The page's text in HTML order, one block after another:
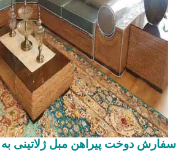
سفارش دوخت پیراهن مبل ژلاتینی